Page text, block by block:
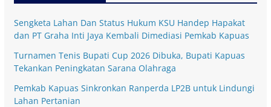
Sengketa Lahan Dan Status Hukum KSU Handep Hapakat
dan PT Graha Inti Jaya Kembali Dimediasi Pemkab Kapuas
Turnamen Tenis Bupati Cup 2026 Dibuka, Bupati Kapuas
Tekankan Peningkatan Sarana Olahraga
Pemkab Kapuas Sinkronkan Ranperda LP2B untuk Lindungi
Lahan Pertanian